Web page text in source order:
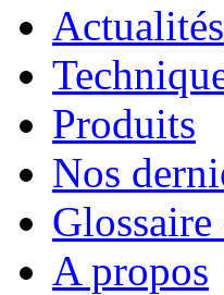
Actualités
Produits
Nos
A propos